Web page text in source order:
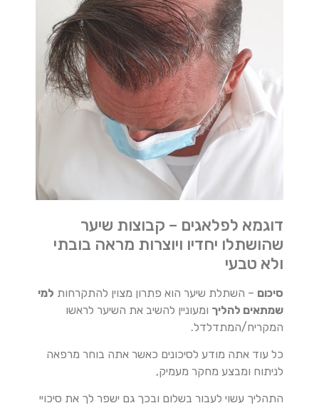
דוגמא לפלאגים – קבוצות שיער
שהושתלו יחדיו ויוצרות מראה בובתי
ולא טבעי
סיכום – השתלת שיער הוא פתרון מצוין להתקרחות למי
שמתאים להליך ומעוניין להשיב את השיער לראשו
המקריח/המתדלדל.
כל עוד אתה מודע לסיכונים כאשר אתה בוחר מרפאה
לניתוח ומבצע מחקר מעמיק,
התהליך עשוי לעבור בשלום ובכך גם ישפר לך את סיכויי